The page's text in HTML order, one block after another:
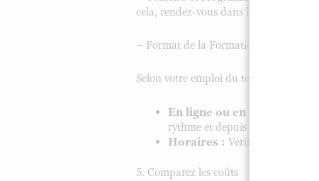
cela, rendez-vous dans la fiche
– Format de la Formation :
Selon votre emploi du temps, optez
En ligne ou en présentiel :
rythme et depuis chez vous.
Horaires : Vérifiez que les
5. Comparez les coûts